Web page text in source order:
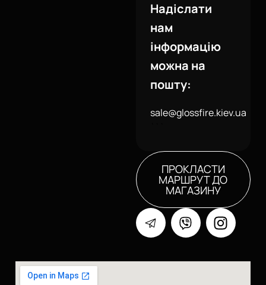
Надіслати
нам
інформацію
можна на
пошту:
sale@glossfire.kiev.ua
ПРОКЛАСТИ
МАРШРУТ ДО
МАГАЗИНУ